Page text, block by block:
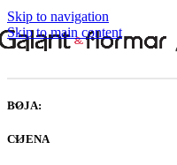
Skip to navigation
Skip to main content
BOJA:
CIJENA